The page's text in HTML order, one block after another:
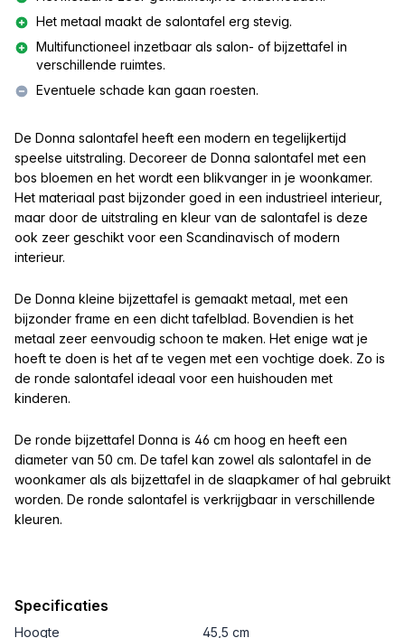
Het metaal maakt de salontafel erg stevig.
Multifunctioneel inzetbaar als salon- of bijzettafel in
verschillende ruimtes.
Eventuele schade kan gaan roesten.
De Donna salontafel heeft een modern en tegelijkertijd
speelse uitstraling. Decoreer de Donna salontafel met een
bos bloemen en het wordt een blikvanger in je woonkamer.
Het materiaal past bijzonder goed in een industrieel interieur,
maar door de uitstraling en kleur van de salontafel is deze
ook zeer geschikt voor een Scandinavisch of modern
interieur.
De Donna kleine bijzettafel is gemaakt metaal, met een
bijzonder frame en een dicht tafelblad. Bovendien is het
metaal zeer eenvoudig schoon te maken. Het enige wat je
hoeft te doen is het af te vegen met een vochtige doek. Zo is
de ronde salontafel ideaal voor een huishouden met
kinderen.
De ronde bijzettafel Donna is 46 cm hoog en heeft een
diameter van 50 cm. De tafel kan zowel als salontafel in de
woonkamer als als bijzettafel in de slaapkamer of hal gebruikt
worden. De ronde salontafel is verkrijgbaar in verschillende
kleuren.
Specificaties
Hoogte 45,5 cm